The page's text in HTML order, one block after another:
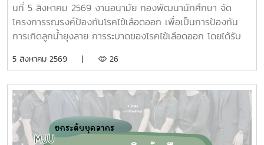
นที่ 5 สิงหาคม 2569 งานอนามัย กองพัฒนานักศึกษา จัด
โครงการรณรงค์ป้องกันโรคไข้เลือดออก เพื่อเป็นการป้องกัน
การเกิดลูกน้ำยุงลาย การระบาดของโรคไข้เลือดออก โดยได้รับ
นักศึกษาจิตอาสา ร่วมกันสำรวจทำลายแหล่งเพาะพันธุ์ยุงลาย
มหาวิทยาลัยแม่โจ้ ทั้งนี้ได้รับความอนุเคราะห์รถรับนักศึกษาจาก
กองกายภาพและสิ่งแวดล้อม
5 สิงหาคม 2569 | 26